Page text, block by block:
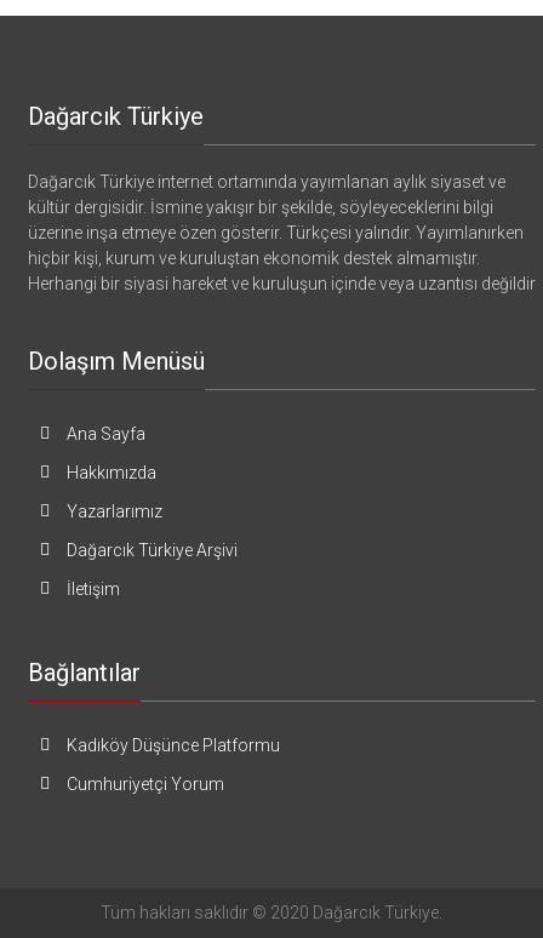
Dağarcık Türkiye
Dağarcık Türkiye internet ortamında yayımlanan aylık siyaset ve
kültür dergisidir. İsmine yakışır bir şekilde, söyleyeceklerini bilgi
üzerine inşa etmeye özen gösterir. Türkçesi yalındır. Yayımlanırken
hiçbir kişi, kurum ve kuruluştan ekonomik destek almamıştır.
Herhangi bir siyasi hareket ve kuruluşun içinde veya uzantısı değildir
Dolaşım Menüsü
Ana Sayfa
Hakkımızda
Yazarlarımız
Dağarcık Türkiye Arşivi
İletişim
Bağlantılar
Kadıköy Düşünce Platformu
Cumhuriyetçi Yorum
Tüm hakları saklıdır © 2020 Dağarcık Türkiye.